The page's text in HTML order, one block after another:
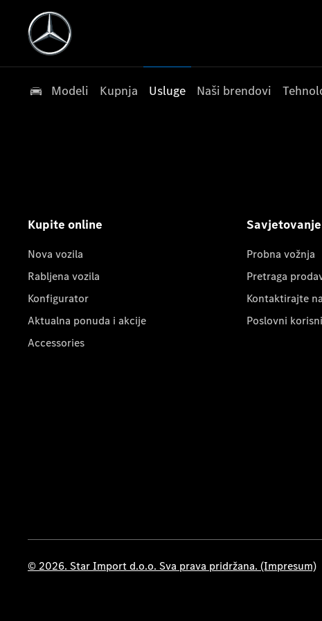
Modeli Kupnja Usluge Naši brendovi
Kupite online
Nova vozila
Rabljena vozila
Konfigurator
Aktualna ponuda i akcije
Accessories
Probna vožnja
Pretraga
Kontaktirajte
Poslovni
© 2026. Star Import d.o.o. Sva prava pridržana. (Impresum)